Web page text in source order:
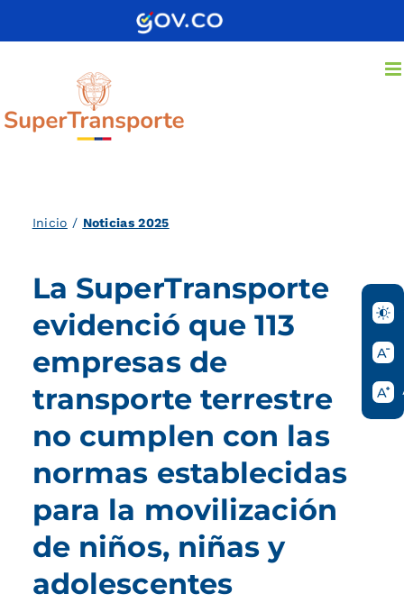
Inicio / Noticias 2025
La SuperTransporte
evidenció que 113
empresas de
transporte terrestre
no cumplen con las
normas establecidas
para la movilización
de niños, niñas y
adolescentes